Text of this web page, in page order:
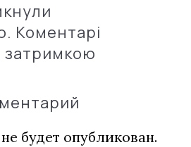
Коментарі
затримкою
будет опубликован.